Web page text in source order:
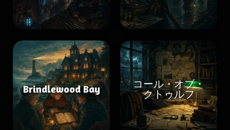
Brindlewood Bay
コール・オブ・
クトゥルフ